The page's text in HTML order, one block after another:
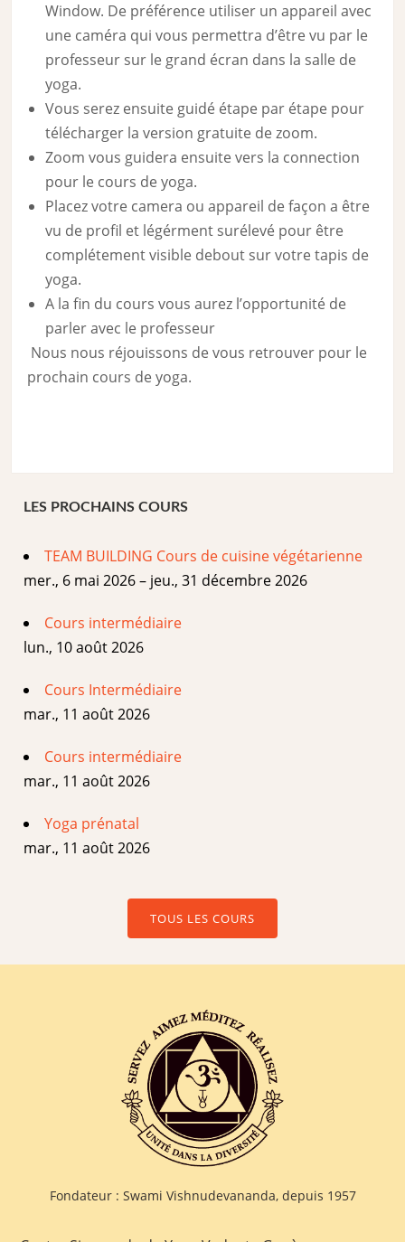
Window. De préférence utiliser un appareil avec
une caméra qui vous permettra d’être vu par le
professeur sur le grand écran dans la salle de
yoga.
Vous serez ensuite guidé étape par étape pour
télécharger la version gratuite de zoom.
Zoom vous guidera ensuite vers la connection
pour le cours de yoga.
Placez votre camera ou appareil de façon a être
vu de profil et légérment surélevé pour être
complétement visible debout sur votre tapis de
yoga.
A la fin du cours vous aurez l’opportunité de
parler avec le professeur
Nous nous réjouissons de vous retrouver pour le
prochain cours de yoga.
LES PROCHAINS COURS
TEAM BUILDING Cours de cuisine végétarienne
mer., 6 mai 2026 – jeu., 31 décembre 2026
Cours intermédiaire
lun., 10 août 2026
Cours Intermédiaire
mar., 11 août 2026
Cours intermédiaire
mar., 11 août 2026
Yoga prénatal
mar., 11 août 2026
TOUS LES COURS
Fondateur : Swami Vishnudevananda, depuis 1957